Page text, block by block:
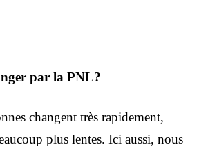
par la PNL?
changent très rapidement,
plus lentes. Ici aussi, nous